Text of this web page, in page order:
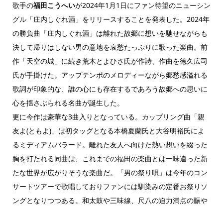
歌手の福田こうへいが2024年1月1日にファン待望のニューシン
グル「庄内しぐれ酒」をリリースすることを発表した。2024年
の勝負曲「庄内しぐれ酒」は離れた故郷に想いを馳せながらも
決して帰りはしない男の意地を哀愁たっぷりに歌った楽曲。前
作「天空の城」に続き荒木とよひさ氏が作詩、作曲を徳久広司
氏が手掛けた。アップテンポのメロディーながら郷愁感溢れる
歌詞が印象的な、誰の心にも存在するであろう故郷への思いに
心を揺さぶられる名曲が誕生した。
更に今作は豪華な3曲入りとなっている。カップリング曲「親
友よ(ともよ)」は初タッグとなる本橋夏蘭氏と大谷明裕氏によ
るミディアムバラード。離れた友人へ向けた熱い想いを綴った
胸を打たれる同曲は、これまでの福田の楽曲とは一味違った新
たな世界が広がりそうな楽曲だ。「男の祭り唄」は今年のコン
サートツアーで歌唱しておりファンには馴染みの定番お祭りソ
ングとなりつつある。和太鼓や三味線、尺八の迫力満点の賑や